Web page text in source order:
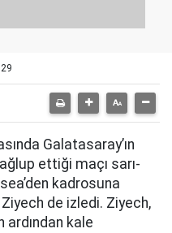
Galatasaray’ın
ettiği maçı sarı-
kadrosuna
de izledi. Ziyech,
kale